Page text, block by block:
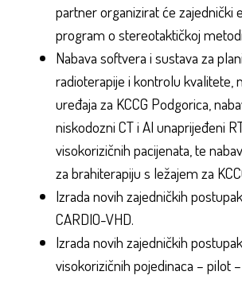
partner organizirat će zajednički
program o stereotaktičkoj
Nabava softvera i sustava za
radioterapije i kontrolu kvalitete,
uređaja za KCCG Podgorica,
niskodozni CT i AI unaprijeđeni
visokorizičnih pacijenata, te
za brahiterapiju s ležajem za
Izrada novih zajedničkih
CARDIO-VHD.
Izrada novih zajedničkih
visokorizičnih pojedinaca – pilot –